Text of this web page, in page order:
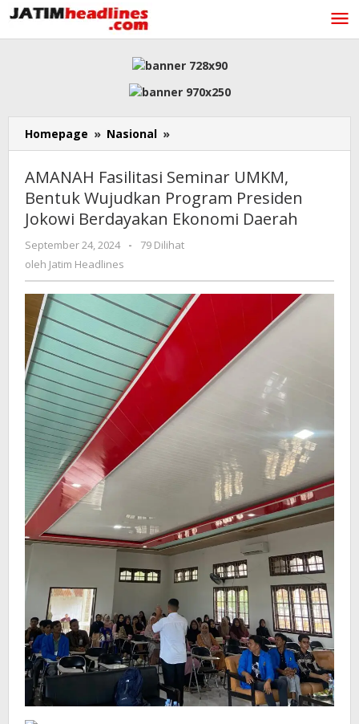
Lewati
ke
konten
Homepage » Nasional »
Fasilitasi
UMKM,
Bentuk
Wujudkan
Presiden
Berdayakan
Ekonomi
Daerah
AMANAH Fasilitasi Seminar UMKM,
Bentuk Wujudkan Program Presiden
Jokowi Berdayakan Ekonomi Daerah
September 24, 2024
oleh
-
79 Dilihat
oleh Jatim Headlines